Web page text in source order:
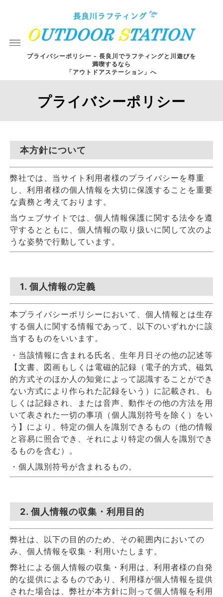
プライバシーポリシー - 長良川でラフティングと川遊びを
満喫するなら
「アウトドアステーション」へ
プライバシーポリシー
本方針について
弊社では、当サイト利用者様のプライバシーを尊重
し、利用者様の個人情報を大切に保護することを重要
な責務と考えております。
当ウェブサイトでは、個人情報保護に関する法令を遵
守するとともに、個人情報の取り扱いに関して次のよ
うな姿勢で行動しています。
1. 個人情報の定義
本プライバシーポリシーにおいて、個人情報とは生存
する個人に関する情報であって、以下のいずれかに該
当するものをいいます。
・当該情報に含まれる氏名、生年月日その他の記述等
【文書、図画もしくは電磁的記録（電子的方式、磁気
的方式そのほか人の知覚によって認識することができ
ない方式により作られた記録をいう）に記載され、も
しくは記録され、または音声、動作その他の方法を用
いて表された一切の事項（個人識別符号を除く）をい
う】により、特定の個人を識別できるもの（他の情報
と容易に照合でき、それにより特定の個人を識別でき
るものを含む）。
・個人識別符号が含まれるもの。
2. 個人情報の収集・利用目的
弊社は、以下の目的のため、その範囲内においての
み、個人情報を収集・利用いたします。
弊社による個人情報の収集・利用は、利用者様の自発
的な提供によるものであり、利用様が個人情報を提供
された場合は、弊社が本方針に則って個人情報を利用